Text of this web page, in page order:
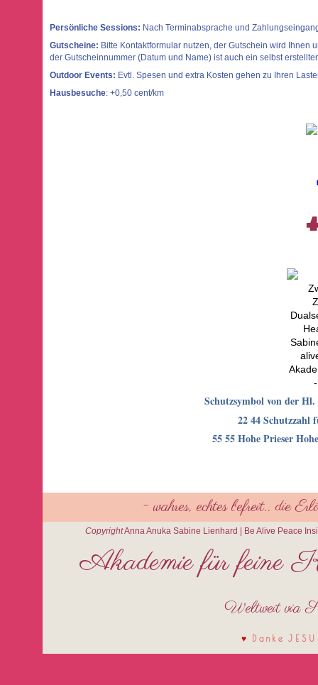
Persönliche Sessions: Nach Terminabsprache und
Gutscheine: Bitte Kontaktformular nutzen, der Gutschein wird
der Gutscheinnummer (Datum und Name) ist auch ein selbst
Outdoor Events: Evtl. Spesen und extra Kosten gehen zu Ihren
Hausbesuche: +0,50 cent/km
Schutzsymbol von der
22 44 Schutzzahl
55 55 Hohe Prieser
~ wahres, echtes befreit.. die
CopyrightAnna Anuka Sabine Lienhard | Be Alive Peace
Akademie für feine
Weltweit via
♥ D a n k e J E S